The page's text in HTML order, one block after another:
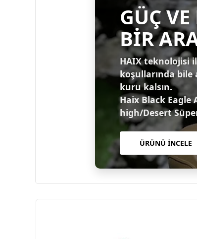
GÜÇ
BİR
HAIX teknolojisi
koşullarında bile
kuru kalsın.
Haix Black Eagle
high/Desert
ÜRÜNÜ İNCELE